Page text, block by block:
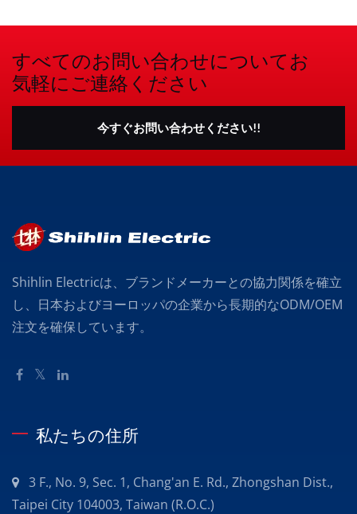
すべてのお問い合わせについてお
気軽にご連絡ください
今すぐお問い合わせください!!
Shihlin Electricは、ブランドメーカーとの協力関係を確立
し、日本およびヨーロッパの企業から長期的なODM/OEM
注文を確保しています。
私たちの住所
3 F., No. 9, Sec. 1, Chang'an E. Rd., Zhongshan Dist.,
Taipei City 104003, Taiwan (R.O.C.)